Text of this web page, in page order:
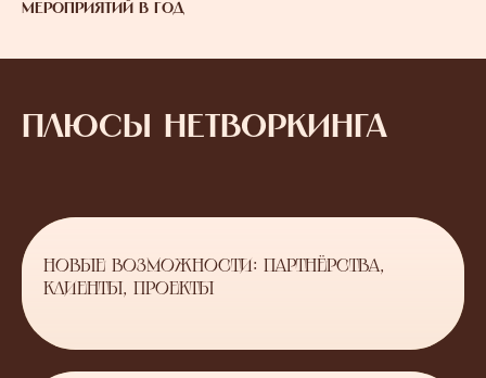
МЕРОПРИЯТИЙ В ГОД
ПЛЮСЫ НЕТВОРКИНГА
НОВЫЕ ВОЗМОЖНОСТИ: ПАРТНЁРСТВА,
КЛИЕНТЫ, ПРОЕКТЫ